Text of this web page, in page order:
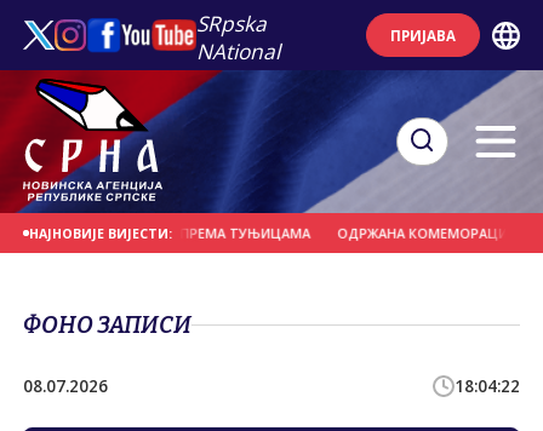
SRpska
NAtional
ПРИЈАВА
НАЈНОВИЈЕ ВИЈЕСТИ:
НОВОГ ЦЈЕВОВОДА ПРЕМА ТУЊИЦАМА ОДРЖАНА КОМЕМОРАЦИЈА
ФОНО ЗАПИСИ
08.07.2026 18:04:22